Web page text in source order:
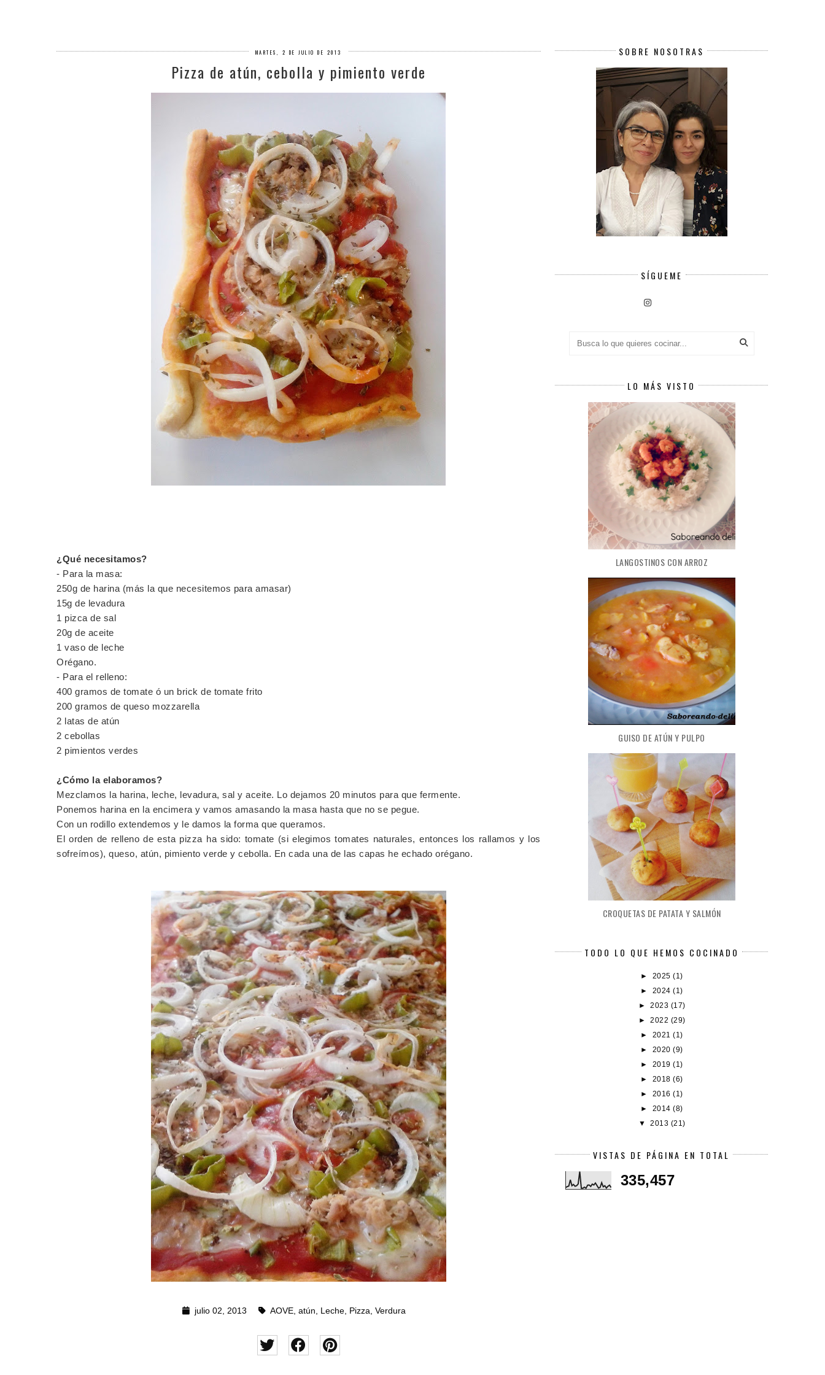
MARTES, 2 DE JULIO DE 2013
Pizza de atún, cebolla y pimiento verde
¿Qué necesitamos?
- Para la masa:
250g de harina (más la que necesitemos para amasar)
15g de levadura
1 pizca de sal
20g de aceite
1 vaso de leche
Orégano.
- Para el relleno:
400 gramos de tomate ó un brick de tomate frito
200 gramos de queso mozzarella
2 latas de atún
2 cebollas
2 pimientos verdes
¿Cómo la elaboramos?
Mezclamos la harina, leche, levadura, sal y aceite. Lo dejamos 20 minutos para que fermente.
Ponemos harina en la encimera y vamos amasando la masa hasta que no se pegue.
Con un rodillo extendemos y le damos la forma que queramos.
El orden de relleno de esta pizza ha sido: tomate (si elegimos tomates naturales, entonces los rallamos y los
sofreímos), queso, atún, pimiento verde y cebolla. En cada una de las capas he echado orégano.
julio 02, 2013 AOVE, atún, Leche, Pizza, Verdura
SOBRE NOSOTRAS
SÍGUEME
LO MÁS VISTO
LANGOSTINOS CON ARROZ
GUISO DE ATÚN Y PULPO
CROQUETAS DE PATATA Y SALMÓN
TODO LO QUE HEMOS COCINADO
► 2025(1)
► 2024(1)
► 2023 (17)
► 2022 (29)
► 2021(1)
► 2020(9)
► 2019(1)
► 2018(6)
► 2016(1)
► 2014(8)
▼ 2013 (21)
VISTAS DE PÁGINA EN TOTAL
335,457